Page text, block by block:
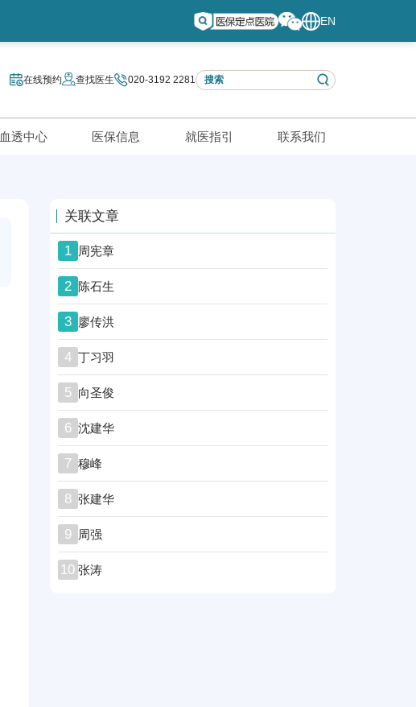
EN
在线预约 查找医生 020-3192 2281
血透中心 医保信息 就医指引 联系我们
关联文章
1 周宪章
2 陈石生
3 廖传洪
4 丁习羽
5 向圣俊
6 沈建华
7 穆峰
8 张建华
9 周强
10 张涛